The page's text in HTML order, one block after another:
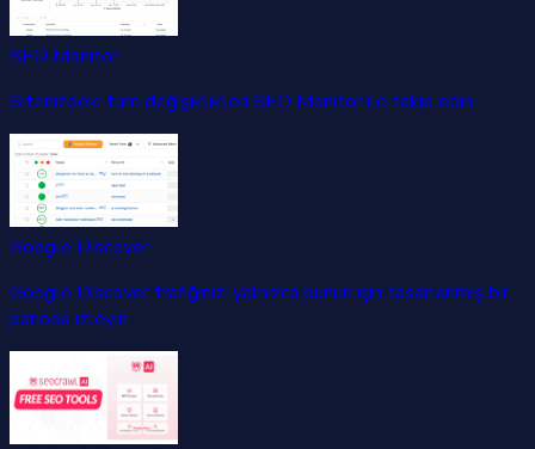
SEO Monitor
Sitenizdeki tüm değişiklikleri SEO Monitor ile takip edin.
Google Discover
Google Discover trafiğinizi yalnızca bunun için tasarlanmış bir
panoda izleyin.